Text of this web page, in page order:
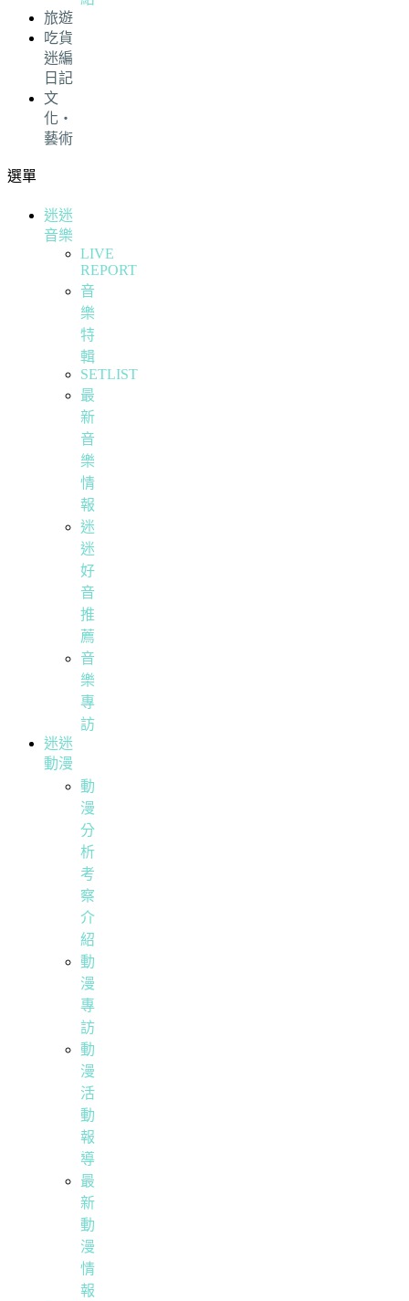
旅遊
吃貨
迷編
日記
文
化・
藝術
選單
迷迷
音樂
LIVE
REPORT
音
樂
特
輯
SETLIST
最
新
音
樂
情
報
迷
迷
好
音
推
薦
音
樂
專
訪
迷迷
動漫
動
漫
分
析
考
察
介
紹
動
漫
專
訪
動
漫
活
動
報
導
最
新
動
漫
情
報